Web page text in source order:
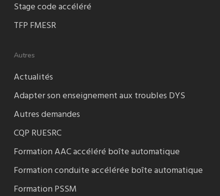
Stage code accéléré
TFP FMESR
Autres
Actualités
Adapter son enseignement aux troubles DYS
Autres demandes
CQP RUESRC
Formation AAC accéléré boîte automatique
Formation conduite accélérée boîte automatique
Formation PSSM